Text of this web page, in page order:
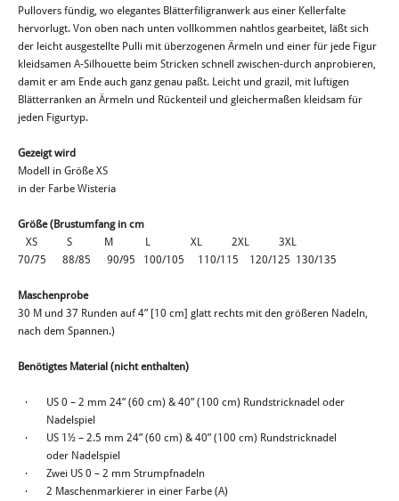
Pullovers fündig, wo elegantes Blätterfiligranwerk aus einer Kellerfalte
hervorlugt. Von oben nach unten vollkommen nahtlos gearbeitet, läßt sich
der leicht ausgestellte Pulli mit überzogenen Ärmeln und einer für jede Figur
kleidsamen A-Silhouette beim Stricken schnell zwischen-durch anprobieren,
damit er am Ende auch ganz genau paßt. Leicht und grazil, mit luftigen
Blätterranken an Ärmeln und Rückenteil und gleichermaßen kleidsam für
jeden Figurtyp.
Gezeigt wird
Modell in Größe XS
in der Farbe Wisteria
Größe (Brustumfang in cm
XS S M L XL 2XL 3XL
70/75 88/85 90/95 100/105 110/115 120/125 130/135
Maschenprobe
30 M und 37 Runden auf 4” [10 cm] glatt rechts mit den größeren Nadeln,
nach dem Spannen.)
Benötigtes Material (nicht enthalten)
· US 0 – 2 mm 24” (60 cm) & 40” (100 cm) Rundstricknadel oder
Nadelspiel
· US 1½ – 2.5 mm 24” (60 cm) & 40” (100 cm) Rundstricknadel
oder Nadelspiel
· Zwei US 0 – 2 mm Strumpfnadeln
· 2 Maschenmarkierer in einer Farbe (A)